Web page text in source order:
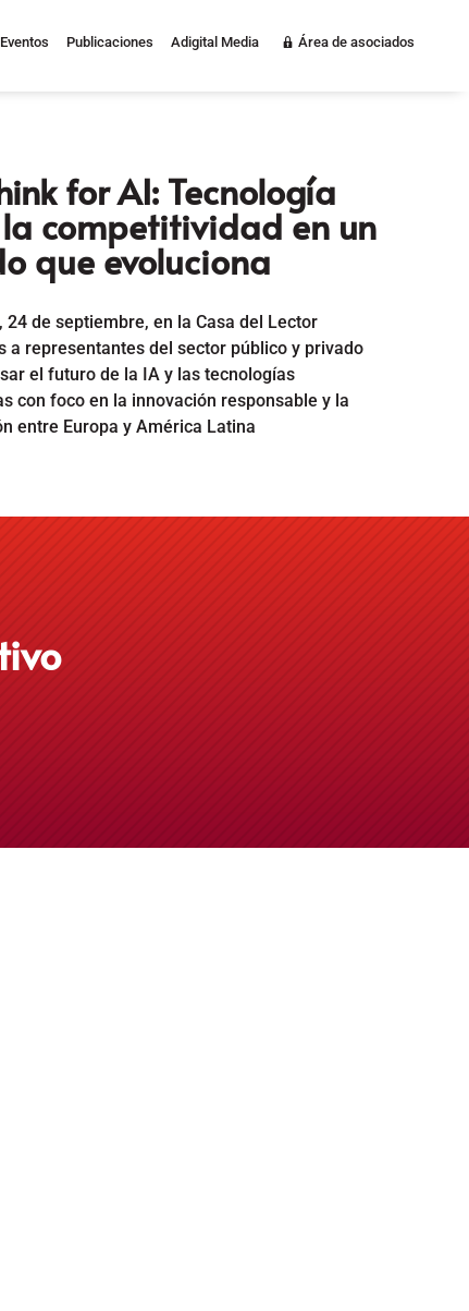
Eventos Publicaciones Adigital Media Área de asociados
for AI: Tecnología
competitividad en un
que evoluciona
24 de septiembre, en la Casa del Lector
a representantes del sector público y privado
el futuro de la IA y las tecnologías
con foco en la innovación responsable y la
entre Europa y América Latina